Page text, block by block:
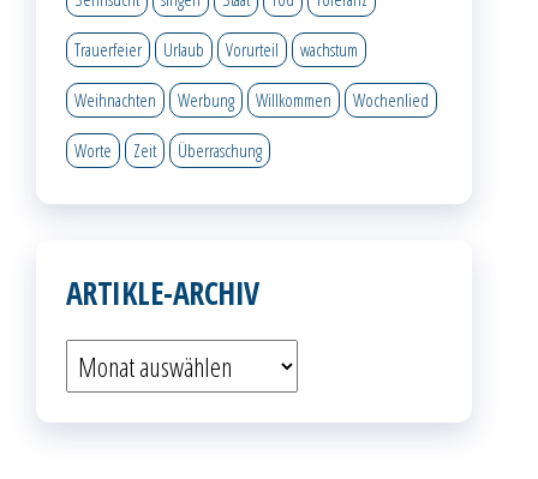
Trauerfeier Urlaub Vorurteil wachstum
Weihnachten Werbung Willkommen Wochenlied
Worte Zeit Überraschung
ARTIKLE-ARCHIV
Artikle-